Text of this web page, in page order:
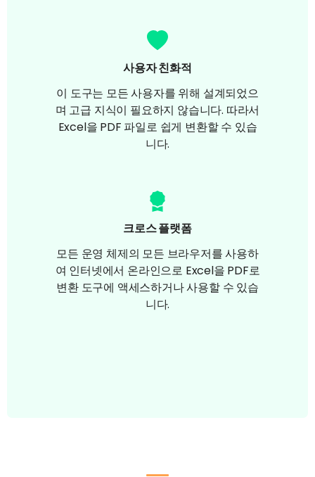
사용자 친화적
이 도구는 모든 사용자를 위해 설계되었으
며 고급 지식이 필요하지 않습니다. 따라서
Excel을 PDF 파일로 쉽게 변환할 수 있습
니다.
크로스 플랫폼
모든 운영 체제의 모든 브라우저를 사용하
여 인터넷에서 온라인으로 Excel을 PDF로
변환 도구에 액세스하거나 사용할 수 있습
니다.